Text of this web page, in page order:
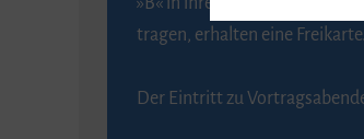
tragen, erhalten eine Freikarte.
Der Eintritt zu